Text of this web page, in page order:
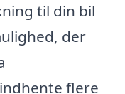
til din bil
der
flere